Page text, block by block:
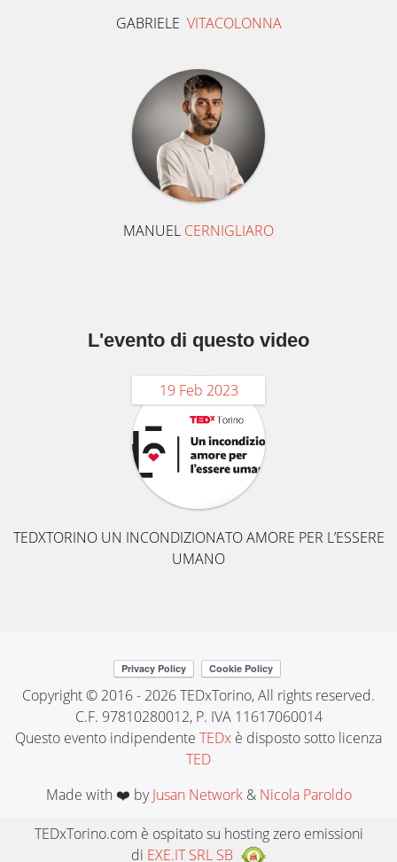
GABRIELE VITACOLONNA
MANUEL CERNIGLIARO
L'evento di questo video
19 Feb 2023
TEDXTORINO UN INCONDIZIONATO AMORE PER L’ESSERE
UMANO
Copyright © 2016 - 2026 TEDxTorino, All rights reserved.
C.F. 97810280012, P. IVA 11617060014
Questo evento indipendente TEDx è disposto sotto licenza
TED
Made with ❤️ byJusan Network& Nicola Paroldo
TEDxTorino.com è ospitato su hosting zero emissioni
di EXE.IT SRL SB